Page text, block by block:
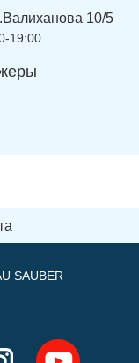
10/5
19:00
SAUBER